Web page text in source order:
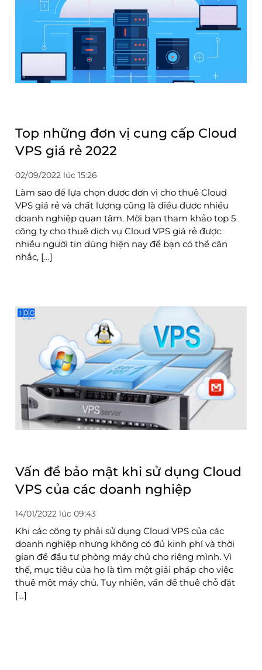
Top những đơn vị cung cấp Cloud
VPS giá rẻ 2022
02/09/2022 lúc 15:26
Làm sao để lựa chọn được đơn vị cho thuê Cloud
VPS giá rẻ và chất lượng cũng là điều được nhiều
doanh nghiệp quan tâm. Mời bạn tham khảo top 5
công ty cho thuê dịch vụ Cloud VPS giá rẻ được
nhiều người tin dùng hiện nay để bạn có thể cân
nhắc, […]
Vấn đề bảo mật khi sử dụng Cloud
VPS của các doanh nghiệp
14/01/2022 lúc 09:43
Khi các công ty phải sử dụng Cloud VPS của các
doanh nghiệp nhưng không có đủ kinh phí và thời
gian để đầu tư phòng máy chủ cho riêng mình. Vì
thế, mục tiêu của họ là tìm một giải pháp cho việc
thuê một máy chủ. Tuy nhiên, vấn đề thuê chỗ đặt
[…]